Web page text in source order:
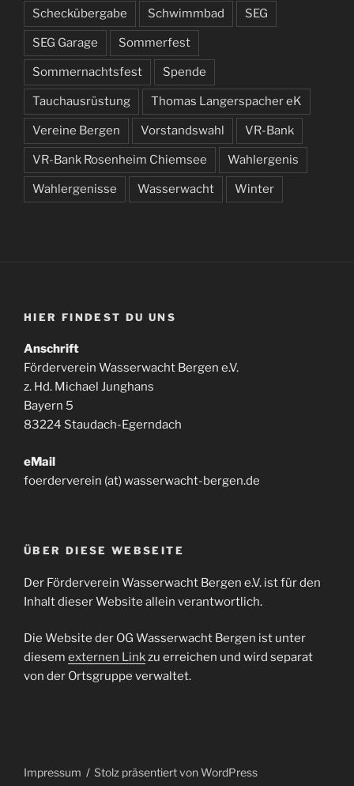
Scheckübergabe Schwimmbad SEG
SEG Garage Sommerfest
Sommernachtsfest Spende
Tauchausrüstung Thomas Langerspacher eK
Vereine Bergen Vorstandswahl VR-Bank
VR-Bank Rosenheim Chiemsee Wahlergenis
Wahlergenisse Wasserwacht Winter
HIER FINDEST DU UNS
Anschrift
Förderverein Wasserwacht Bergen e.V.
z. Hd. Michael Junghans
Bayern 5
83224 Staudach-Egerndach
eMail
foerderverein (at) wasserwacht-bergen.de
ÜBER DIESE WEBSEITE
Der Förderverein Wasserwacht Bergen e.V. ist für den
Inhalt dieser Website allein verantwortlich.
Die Website der OG Wasserwacht Bergen ist unter
diesem externen Linkzu erreichen und wird separat
von der Ortsgruppe verwaltet.
Impressum Stolz präsentiert von WordPress